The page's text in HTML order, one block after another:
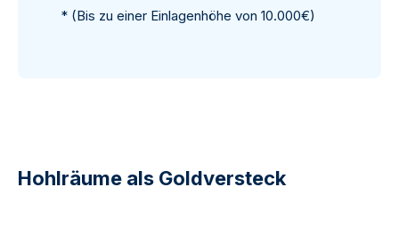
* (Bis zu einer Einlagenhöhe von 10.000€)
Hohlräume als Goldversteck